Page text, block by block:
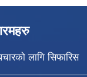
लागि सिफारिस